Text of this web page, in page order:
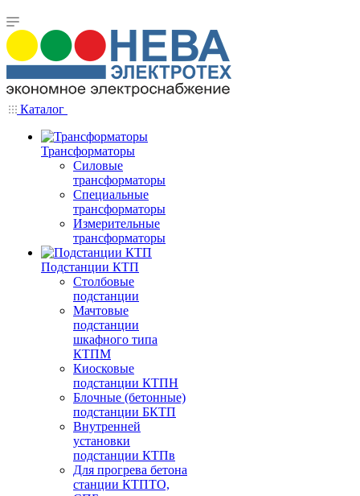
Каталог
Трансформаторы
Силовые
трансформаторы
Специальные
трансформаторы
Измерительные
трансформаторы
Подстанции КТП
Столбовые
подстанции
Мачтовые
подстанции
шкафного типа
КТПМ
Киосковые
подстанции КТПН
Блочные (бетонные)
подстанции БКТП
Внутренней
установки
подстанции КТПв
Для прогрева бетона
станции КТПТО,